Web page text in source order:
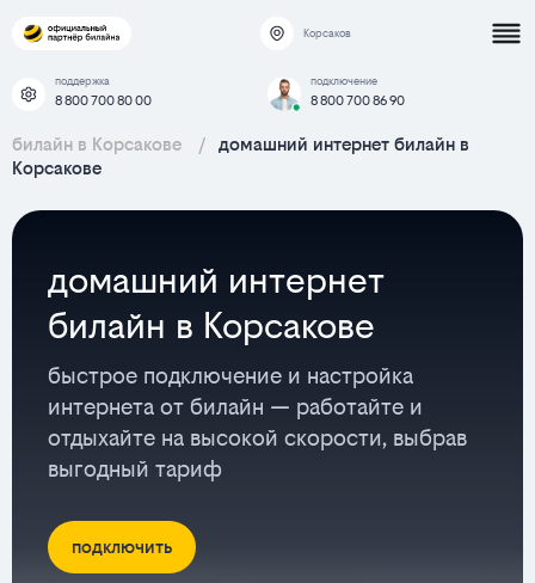
Корсаков
поддержка
8 800 700 80 00
подключение
8 800 700 86 90
билайн в Корсакове /
домашний интернет билайн в
Корсакове
домашний интернет
билайн в Корсакове
быстрое подключение и настройка
интернета от билайн — работайте и
отдыхайте на высокой скорости, выбрав
выгодный тариф
подключить